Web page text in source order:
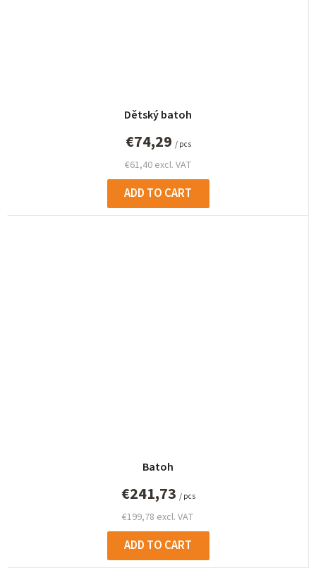
Dětský batoh
€61,40 excl. VAT
€74,29 / pcs
ADD TO CART
Batoh
€199,78 excl. VAT
€241,73 / pcs
ADD TO CART